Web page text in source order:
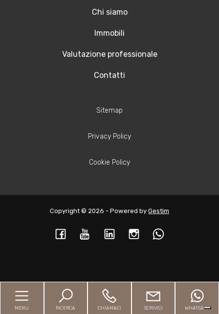
Chi siamo
Immobili
Valutazione professionale
Contatti
Sitemap
Privacy Policy
Cookie Policy
Copyright © 2026 - Powered by Gestim
Torna su
MENU RICERCA CHIAMACI SCRIVICI WHATSAPP